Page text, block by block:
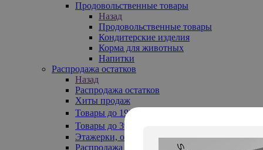
Продовольственные товары
Назад
Продовольственные товары
Кондитерские изделия
Корма для животных
Напитки
Распродажа остатков
Назад
Распродажа остатков
Хиты продаж
Товары до 199₽
Товары до 399₽
Этажерки, обувницы
Распродажа текстиля до -50%